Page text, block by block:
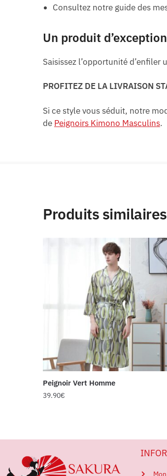
Consultez notre guide des
Un produit
Saisissez l’opportunité
PROFITEZ DE LA LIVRAISON
Si ce style vous séduit, notre
de Peignoirs Kimono Masculins.
Produits similaires
Peignoir Vert Homme
39.90€